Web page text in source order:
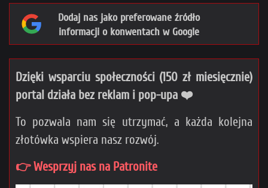
Dodaj nas jako preferowane źródło
informacji o konwentach w Google
Dzięki wsparciu społeczności (150 zł miesięcznie)
portal działa bez reklam i pop-upa ❤️
To pozwala nam się utrzymać, a każda kolejna
złotówka wspiera nasz rozwój.
👉 Wesprzyj nas na Patronite